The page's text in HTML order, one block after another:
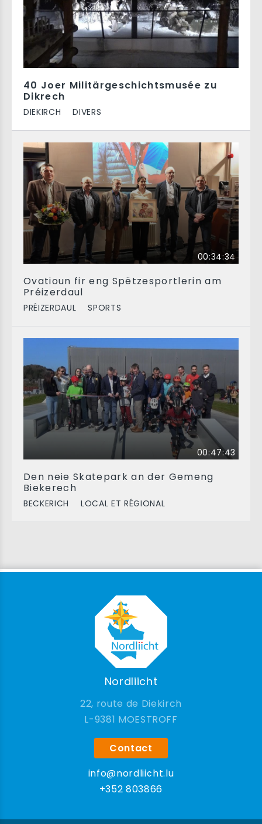
40 Joer Militärgeschichtsmusée zu
Dikrech
DIEKIRCH DIVERS
00:34:34
Ovatioun fir eng Spëtzesportlerin am
Préizerdaul
PRÉIZERDAUL SPORTS
00:47:43
Den neie Skatepark an der Gemeng
Biekerech
BECKERICH LOCAL ET RÉGIONAL
Nordliicht
22, route de Diekirch
9381 MOESTROFF
Contact
info@nordliicht.lu
+352 803866